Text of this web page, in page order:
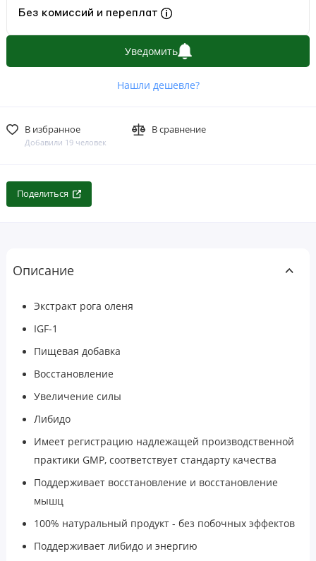
Без комиссий и переплат
Уведомить
Нашли дешевле?
В избранное
Добавили 19 человек
В сравнение
Поделиться
Описание
Экстракт рога оленя
IGF-1
Пищевая добавка
Восстановление
Увеличение силы
Либидо
Имеет регистрацию надлежащей производственной
практики GMP, соответствует стандарту качества
Поддерживает восстановление и восстановление
мышц
100% натуральный продукт - без побочных эффектов
Поддерживает либидо и энергию